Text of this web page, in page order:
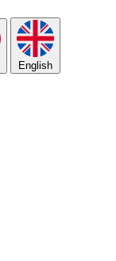
English